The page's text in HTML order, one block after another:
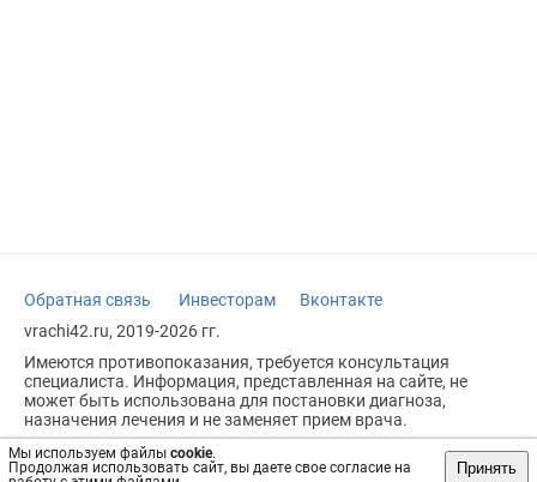
Мы используем файлы cookie.
Продолжая использовать сайт, вы даете свое согласие на
Принять
Обратная связь Инвесторам
Вконтакте
vrachi42.ru, 2019-2026 гг.
Имеются противопоказания, требуется консультация
специалиста. Информация, представленная на сайте, не
может быть использована для постановки диагноза,
назначения лечения и не заменяет прием врача.
Возрастное ограничение: 18+